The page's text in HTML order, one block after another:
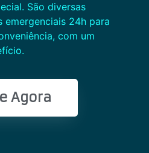
São diversas
24h para
com um
Agora